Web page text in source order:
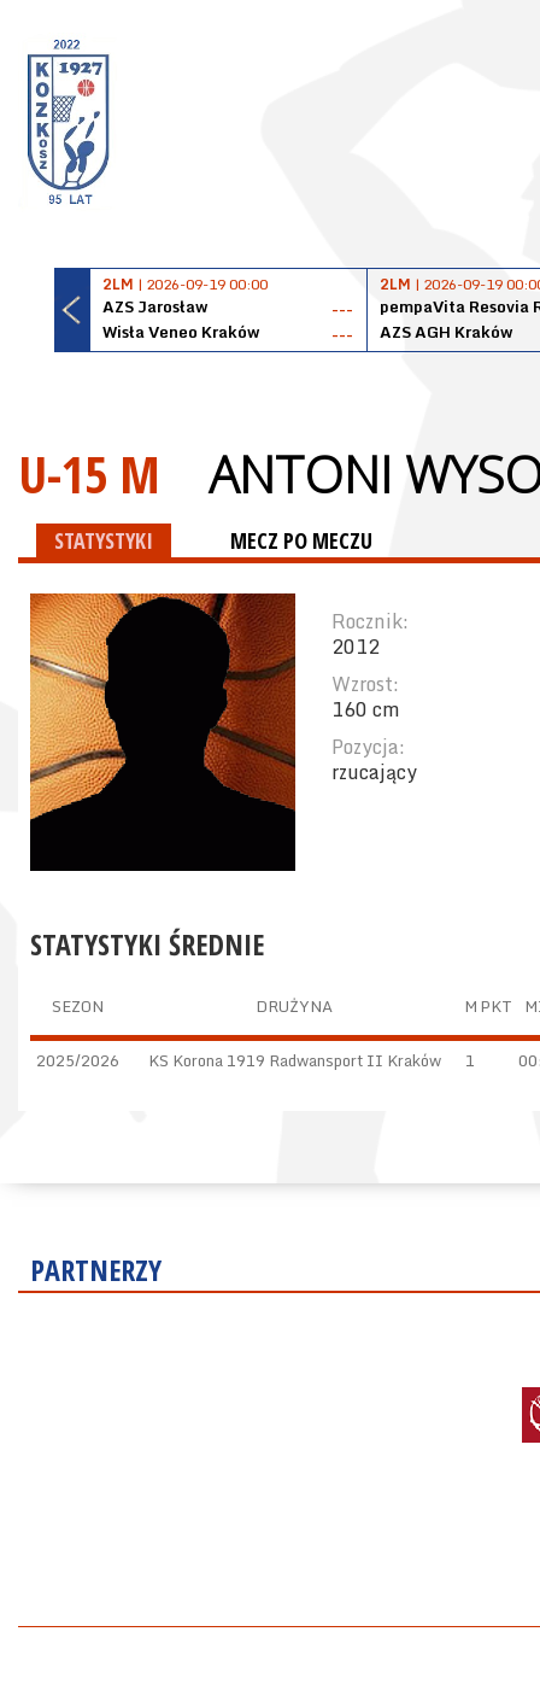
2LM | 2026-09-19 00:00
AZS Jarosław
---
Wisła Veneo Kraków
---
2LM | 2026-09-19
pempaVita Resovia
AZS AGH Kraków
U-15 M ANTONI
STATYSTYKI MECZ PO MECZU
Rocznik:
2012
Wzrost:
160 cm
Pozycja:
rzucający
STATYSTYKI ŚREDNIE
SEZON DRUŻYNA MPKT
2025/2026 KS Korona 1919 Radwansport II Kraków 1
PARTNERZY